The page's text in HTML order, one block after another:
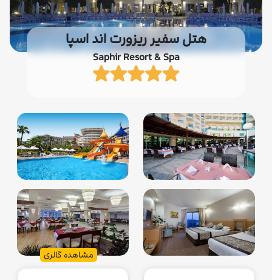
هتل سفیر ریزورت اند اسپا
Saphir Resort & Spa
مشاهده گالری